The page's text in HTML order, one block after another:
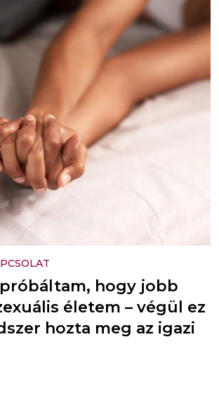
hogy jobb
életem – végül ez
hozta meg az igazi